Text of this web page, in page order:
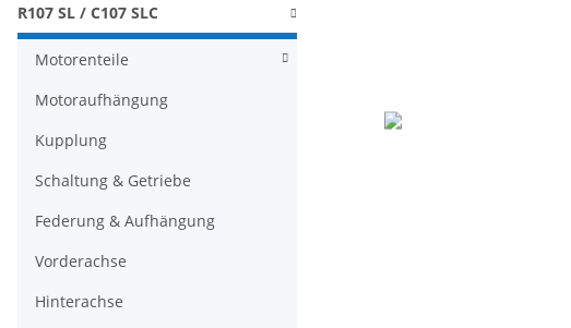
R107 SL / C107 SLC
Motorenteile
Motoraufhängung
Kupplung
Schaltung & Getriebe
Federung & Aufhängung
Vorderachse
Hinterachse